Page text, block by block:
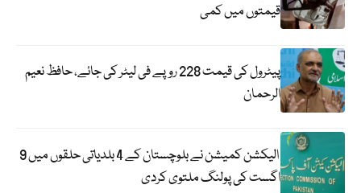
قیمتوں میں کمی
پیٹرول کی قیمت 228 روپے فی لیٹر کی جائے، حافظ نعیم
الرحمان
الیکشن کمیشن نے بلوچستان کے 4 بلدیاتی حلقوں میں 9
اگست کی پولنگ ملتوی کردی